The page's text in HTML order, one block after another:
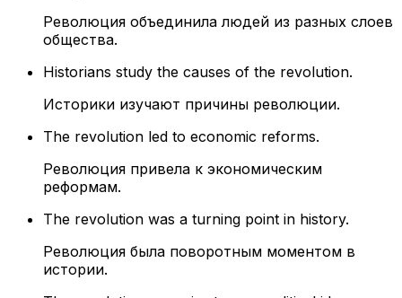
Революция объединила людей из разных слоев
общества.
Historians study the causes of the revolution.
Историки изучают причины революции.
The revolution led to economic reforms.
Революция привела к экономическим
реформам.
The revolution was a turning point in history.
Революция была поворотным моментом в
истории.